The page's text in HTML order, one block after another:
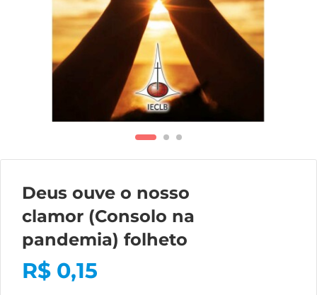
Deus ouve o nosso
clamor (Consolo na
pandemia) folheto
R$ 0,15